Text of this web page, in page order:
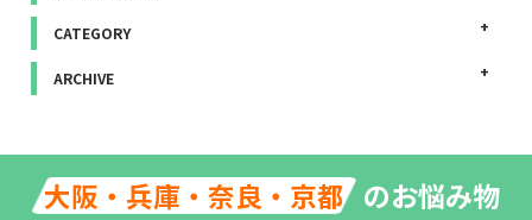
CATEGORY
ARCHIVE
大阪・兵庫・奈良・京都 のお悩み物